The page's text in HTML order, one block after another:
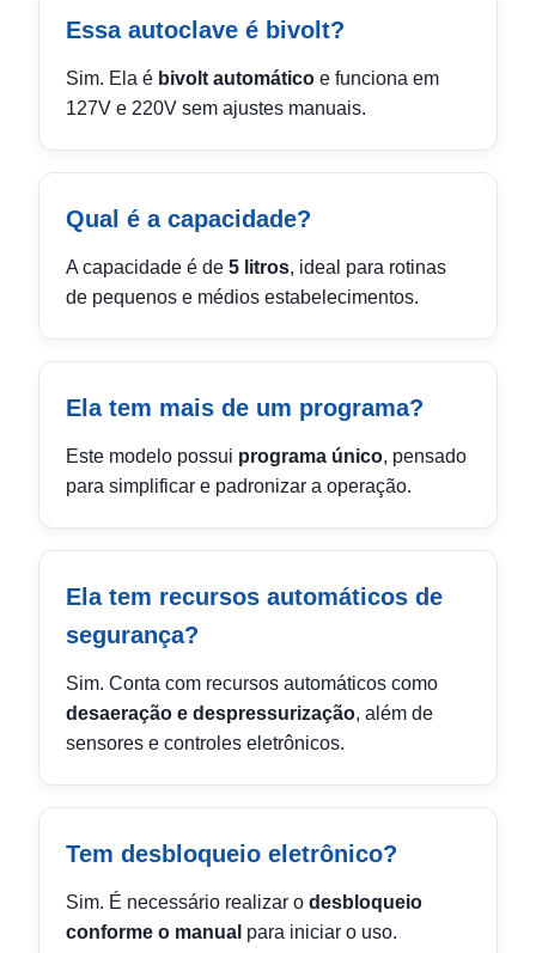
Essa autoclave é bivolt?
Sim. Ela é bivolt automático e funciona em
127V e 220V sem ajustes manuais.
Qual é a capacidade?
A capacidade é de 5 litros, ideal para rotinas
de pequenos e médios estabelecimentos.
Ela tem mais de um programa?
Este modelo possui programa único, pensado
para simplificar e padronizar a operação.
Ela tem recursos automáticos de
segurança?
Sim. Conta com recursos automáticos como
desaeração e despressurização, além de
sensores e controles eletrônicos.
Tem desbloqueio eletrônico?
Sim. É necessário realizar o desbloqueio
conforme o manual para iniciar o uso.